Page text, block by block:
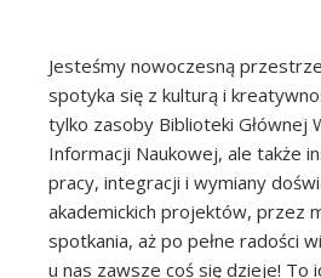
Jesteśmy nowoczesną
spotyka się z kulturą i
tylko zasoby Biblioteki Głównej
Informacji Naukowej, ale także
pracy, integracji i wymiany
akademickich projektów, przez
spotkania, aż po pełne radości
u nas zawsze coś się dzieje! To